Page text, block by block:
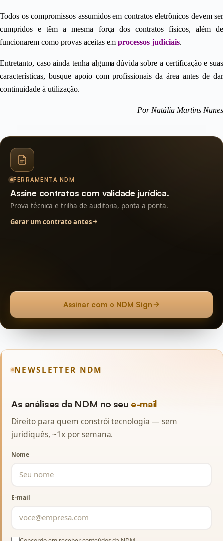
Todos os compromissos assumidos em contratos eletrônicos devem ser
cumpridos e têm a mesma força dos contratos físicos, além de
funcionarem como provas aceitas em processos judiciais.
Entretanto, caso ainda tenha alguma dúvida sobre a certificação e suas
características, busque apoio com profissionais da área antes de dar
continuidade à utilização.
Por Natália Martins Nunes
FERRAMENTA NDM
Assine contratos com validade jurídica.
Prova técnica e trilha de auditoria, ponta a ponta.
Gerar um contrato antes
Assinar com o NDM Sign
NEWSLETTER NDM
As análises da NDM no seu e-mail
Direito para quem constrói tecnologia — sem
juridiquês, ~1x por semana.
Nome
E-mail